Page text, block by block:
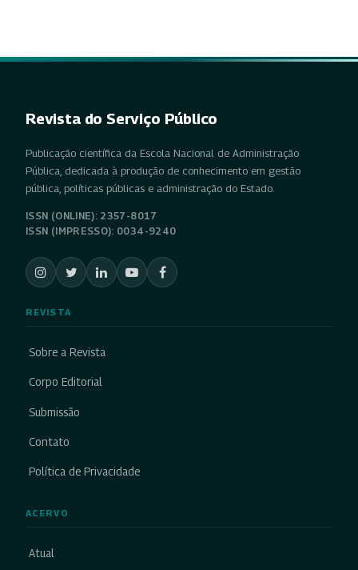
Revista do Serviço Público
Publicação científica da Escola Nacional de Administração
Pública, dedicada à produção de conhecimento em gestão
pública, políticas públicas e administração do Estado.
ISSN (ONLINE): 2357-8017
ISSN (IMPRESSO): 0034-9240
REVISTA
Sobre a Revista
Corpo Editorial
Submissão
Contato
Política de Privacidade
ACERVO
Atual